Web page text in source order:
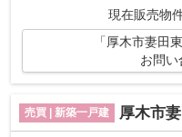
現在販売物
「厚木市妻田
お問い
売買 | 新築一戸建 厚木市